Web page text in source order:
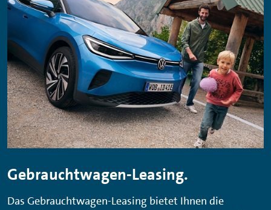
Gebrauchtwagen-Leasing.
Das Gebrauchtwagen-Leasing bietet Ihnen die